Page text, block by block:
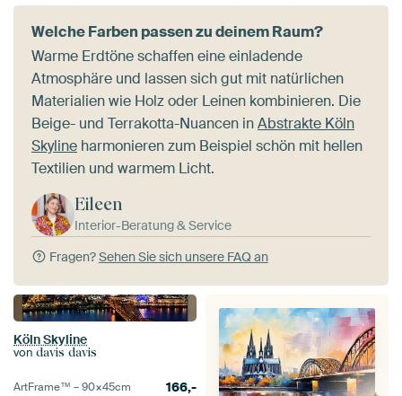
Welche Farben passen zu deinem Raum?
Warme Erdtöne schaffen eine einladende
Atmosphäre und lassen sich gut mit natürlichen
Materialien wie Holz oder Leinen kombinieren. Die
Beige- und Terrakotta-Nuancen inAbstrakte Köln
Skyline harmonieren zum Beispiel schön mit hellen
Textilien und warmem Licht.
Eileen
Interior-Beratung & Service
Fragen?Sehen Sie sich unsere FAQ an
Köln Skyline
von davis davis
ArtFrame™ –90×45cm 166,-